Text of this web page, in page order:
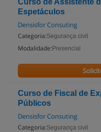
Curso de Assistente
Espetáculos
Densisfor Consuting
Categoria:Segurança civil
Modalidade: Presencial
Curso de Fiscal de
Públicos
Densisfor Consuting
Categoria:Segurança civil